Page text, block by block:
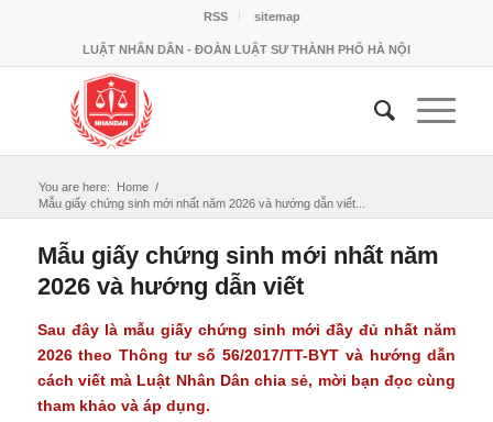
RSS sitemap
LUẬT NHÂN DÂN - ĐOÀN LUẬT SƯ THÀNH PHỐ HÀ NỘI
You are here: Home /
Mẫu giấy chứng sinh mới nhất năm 2026 và hướng dẫn viết...
Mẫu giấy chứng sinh mới nhất năm
2026 và hướng dẫn viết
Sau đây là mẫu giấy chứng sinh mới đầy đủ nhất năm
2026 theo Thông tư số 56/2017/TT-BYT và hướng dẫn
cách viết mà Luật Nhân Dân chia sẻ, mời bạn đọc cùng
tham khảo và áp dụng.